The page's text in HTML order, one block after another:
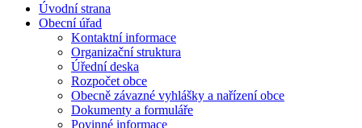
Úvodní strana
Obecní úřad
Kontaktní informace
Organizační struktura
Úřední deska
Rozpočet obce
Obecně závazné vyhlášky a nařízení obce
Dokumenty a formuláře
Povinné informace